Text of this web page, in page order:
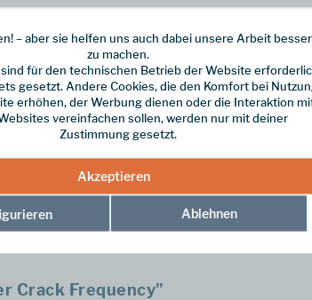
Basisschicht ist dein erster Schritt. Das
LSF 50 bist du vor der Sonne geschützt, während
Rucksack oder Klettergurt. Eine
Bergtouren, Strandtage, Bootsfahrten oder
Trocknen
Crack Frequency"
– aber sie helfen uns auch dabei unsere Arbeit besser
zu machen.
sind für den technischen Betrieb der Website
gesetzt. Andere Cookies, die den Komfort bei
erhöhen, der Werbung dienen oder die Interaktion
vereinfachen sollen, werden nur mit deiner
Zustimmung gesetzt.
Akzeptieren
Ablehnen